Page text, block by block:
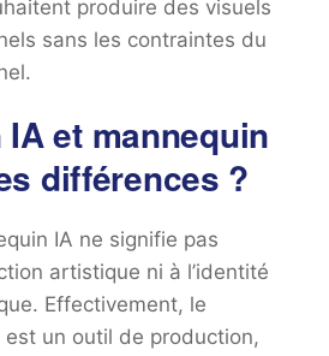
produire des visuels
sans les contraintes du
et mannequin
différences ?
IA ne signifie pas
artistique ni à l’identité
Effectivement, le
un outil de production,